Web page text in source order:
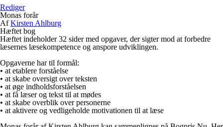
Rediger
Monas forår
AfKirsten Ahlburg
Hæftet bog
Hæftet indeholder 32 sider med opgaver, der sigter mod at forbedre
læsernes læsekompetence og anspore udviklingen.
Opgaverne har til formål:
• at etablere forståelse
• at skabe oversigt over teksten
• at øge indholdsforståelsen
• at få læser og tekst til at mødes
• at skabe overblik over personerne
• at aktivere og vedligeholde motivationen til at læse